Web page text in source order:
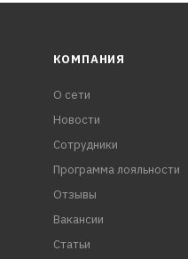
КОМПАНИЯ
О сети
Новости
Сотрудники
Программа лояльности
Отзывы
Вакансии
Статьи